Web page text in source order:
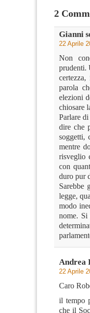
2
Gianni
22 Aprile
Non
prudenti.
parola
elezioni
chiosare
Parlare
dire che
soggetti,
mentre
risveglio
con
duro pur
Sarebbe
legge,
modo
nome. Si
Andrea
22 Aprile
Caro
il tempo
che il